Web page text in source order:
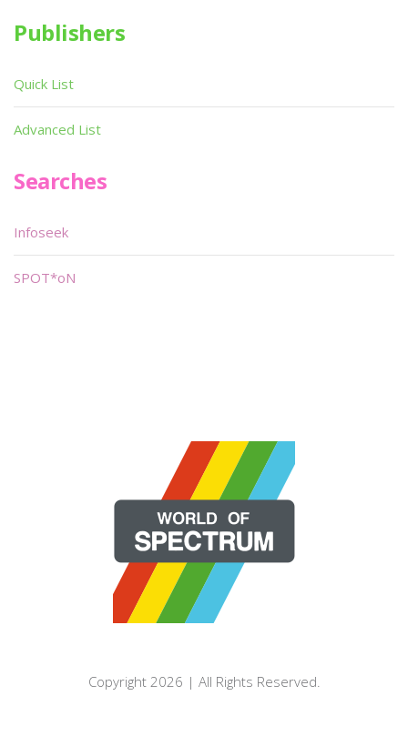
Publishers
Quick List
Advanced List
Searches
Infoseek
SPOT*oN
Copyright 2026 | All Rights Reserved.